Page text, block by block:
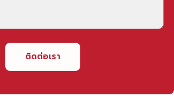
ติดต่อเรา